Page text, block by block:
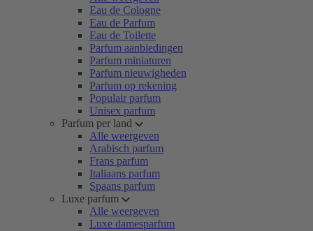
Eau de Cologne
Eau de Parfum
Eau de Toilette
Parfum aanbiedingen
Parfum miniaturen
Parfum nieuwigheden
Parfum op rekening
Populair parfum
Unisex parfum
Parfum per land
Alle weergeven
Arabisch parfum
Frans parfum
Italiaans parfum
Spaans parfum
Luxe parfum
Alle weergeven
Luxe damesparfum